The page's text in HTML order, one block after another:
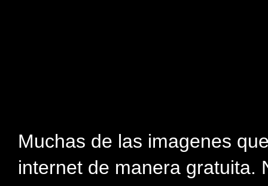
Muchas de las imagenes
internet de manera gratuita.